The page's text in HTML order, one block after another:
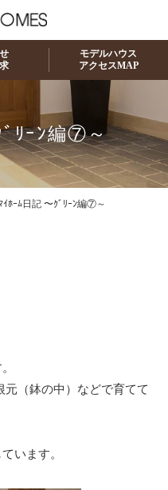
モデルハウス
アクセスMAP
ﾞﾘｰﾝ編⑦～
ｲﾎｰﾑ日記 〜ｸﾞﾘｰﾝ編⑦～
元（鉢の中）などで育てて
います。